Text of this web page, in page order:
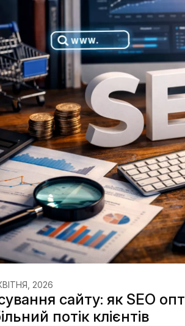
2026
сайту: як SEO
потік клієнтів